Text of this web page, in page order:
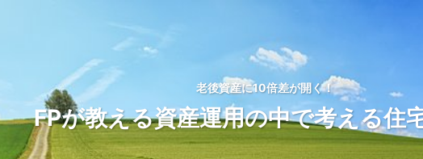
老後資産に10倍差が開く！
FPが教える資産運用の中で考える住